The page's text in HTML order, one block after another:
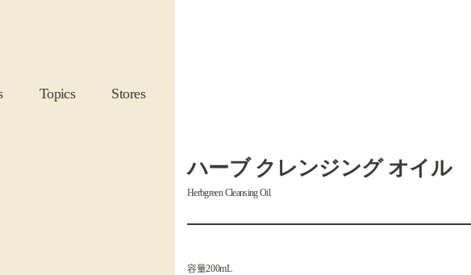
Topics Stores
ハーブ クレンジング オイル
Herbgreen Cleansing Oil
容量200mL